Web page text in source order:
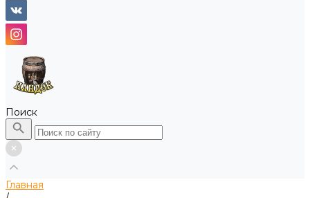
Поиск
Главная